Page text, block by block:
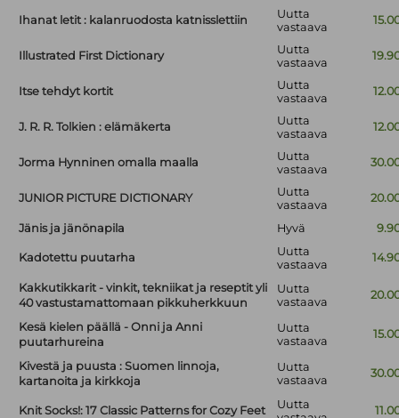
Ihanat letit : kalanruodosta katnisslettiin
Uutta
vastaava
Illustrated First Dictionary
Uutta
vastaava
Itse tehdyt kortit
Uutta
vastaava
J. R. R. Tolkien : elämäkerta
Uutta
vastaava
Jorma Hynninen omalla maalla
Uutta
vastaava
JUNIOR PICTURE DICTIONARY
Uutta
vastaava
Jänis ja jänönapila Hyvä
Kadotettu puutarha
Uutta
vastaava
Kakkutikkarit - vinkit, tekniikat ja reseptit yli
40 vastustamattomaan pikkuherkkuun
Uutta
vastaava
Kesä kielen päällä - Onni ja Anni
puutarhureina
Uutta
vastaava
Kivestä ja puusta : Suomen linnoja,
kartanoita ja kirkkoja
Uutta
vastaava
Knit Socks!: 17 Classic Patterns for Cozy Feet
Uutta